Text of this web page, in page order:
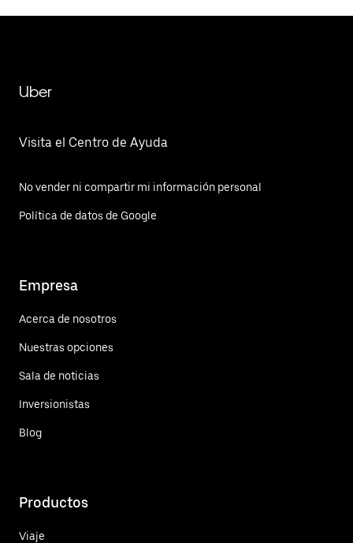
Uber
Visita el Centro de Ayuda
No vender ni compartir mi información personal
Política de datos de Google
Empresa
Acerca de nosotros
Nuestras opciones
Sala de noticias
Inversionistas
Blog
Productos
Viaje